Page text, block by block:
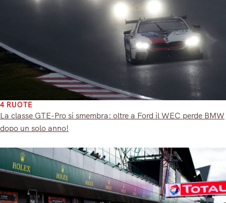
4 RUOTE
La classe GTE-Pro si smembra: oltre a Ford il WEC perde BMW
dopo un solo anno!